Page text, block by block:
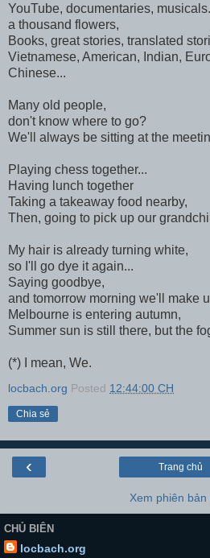
YouTube, documentaries,
a thousand flowers,
Books, great stories, translated
Vietnamese, American, Indian,
Chinese...
Many old people,
don't know where to go?
We'll always be sitting at the
Playing chess together...
Having lunch together
Taking a takeaway food nearby,
Then, going to pick up our
My hair is already turning white,
so I'll go dye it again...
Saying goodbye,
and tomorrow morning we'll make
Melbourne is entering autumn,
Summer sun is still there, but the
(*) I mean, We.
locbach.org Posted 12:44:00 CH
Chia sẻ
‹ Trang chủ
Xem phiên bản
CHỦ BIÊN
locbach.org